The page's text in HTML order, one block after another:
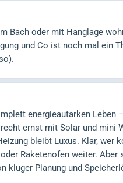
Bach oder mit Hanglage
und Co ist noch mal ein
energieautarken
recht ernst mit Solar und
bleibt Luxus. Klar,
Raketenofen weiter.
kluger Planung und